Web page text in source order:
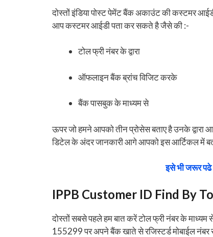
दोस्तों इंडिया पोस्ट पेमेंट बैंक अकाउंट की कस्टमर
आप कस्टमर आईडी पता कर सकते है जैसे की :-
टोल फ्री नंबर के द्वारा
ऑफलाइन बैंक ब्रांच विजिट करके
बैंक पासबुक के माध्यम से
ऊपर जो हमने आपको तीन प्रोसेस बताए है उनके
डिटेल के अंदर जानकारी आगे आपको इस आर्टिकल में
इसे भी जरूर पढे
IPPB Customer ID Find By
दोस्तों सबसे पहले हम बात करें टोल फ्री नंबर के
155299 पर अपने बैंक खाते से रजिस्टर्ड मोबाईल